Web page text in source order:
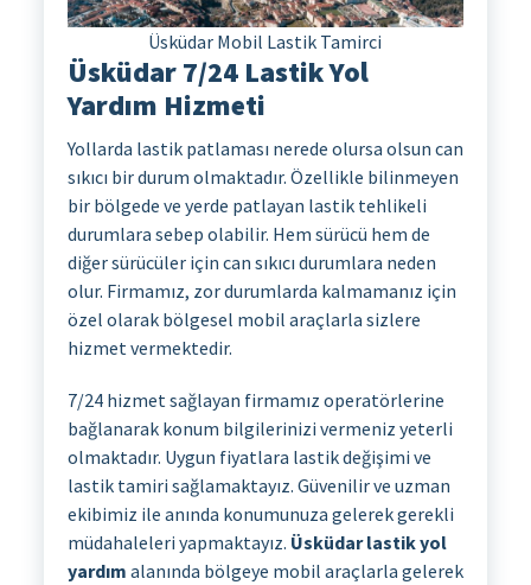
Üsküdar Mobil Lastik Tamirci
Üsküdar 7/24 Lastik Yol
Yardım Hizmeti
Yollarda lastik patlaması nerede olursa olsun can
sıkıcı bir durum olmaktadır. Özellikle bilinmeyen
bir bölgede ve yerde patlayan lastik tehlikeli
durumlara sebep olabilir. Hem sürücü hem de
diğer sürücüler için can sıkıcı durumlara neden
olur. Firmamız, zor durumlarda kalmamanız için
özel olarak bölgesel mobil araçlarla sizlere
hizmet vermektedir.
7/24 hizmet sağlayan firmamız operatörlerine
bağlanarak konum bilgilerinizi vermeniz yeterli
olmaktadır. Uygun fiyatlara lastik değişimi ve
lastik tamiri sağlamaktayız. Güvenilir ve uzman
ekibimiz ile anında konumunuza gelerek gerekli
müdahaleleri yapmaktayız. Üsküdar lastik yol
yardım alanında bölgeye mobil araçlarla gelerek